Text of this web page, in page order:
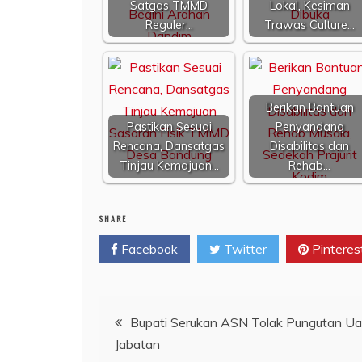
Satgas TMMD
Reguler…
Lokal, Kesiman
Trawas Culture…
Pastikan Sesuai
Rencana, Dansatgas
Tinjau Kemajuan…
Berikan Bantuan
Penyandang
Disabilitas dan
Rehab…
SHARE
Facebook Twitter
Navigasi
Bupati Serukan ASN Tolak Pungutan
Jabatan